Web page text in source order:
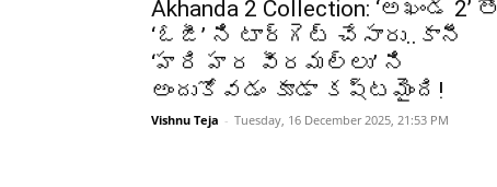
Akhanda 2 Collection: ‘అఖండ 2’ తో
‘ఓజీ’ ని టార్గెట్ చేసారు..కానీ
‘హరి హర వీరమల్లు’ ని
అందుకోవడం కూడా కష్టమైంది!
Vishnu Teja - Tuesday, 16 December 2025, 21:53 PM